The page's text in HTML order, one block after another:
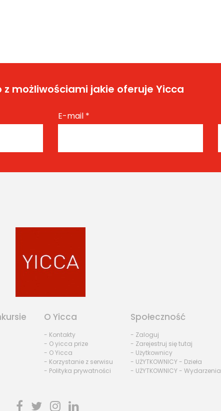
z możliwościami jakie oferuje Yicca
E-mail *
O Yicca
- Kontakty
- O yicca prize
- O Yicca
- Korzystanie z serwisu
- Polityka prywatności
Społeczność
- Zaloguj
- Zarejestruj się tutaj
- Użytkownicy
- UŻYTKOWNICY - Dzieła
- UŻYTKOWNICY - Wydarzenia